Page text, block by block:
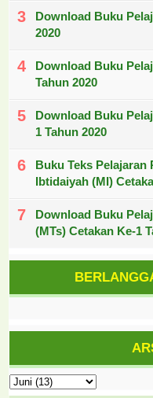
Download Buku
2020
Download Buku
Tahun 2020
Download Buku
1 Tahun 2020
Buku Teks Pelajaran
Ibtidaiyah (MI)
Download Buku
(MTs) Cetakan Ke-1